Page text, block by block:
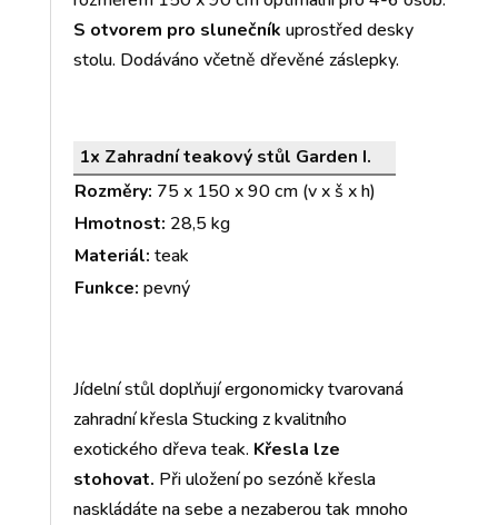
S otvorem pro slunečník uprostřed desky
stolu. Dodáváno včetně dřevěné záslepky.
1x Zahradní teakový stůl Garden I.
Rozměry: 75 x 150 x 90 cm (v x š x h)
Hmotnost: 28,5 kg
Materiál: teak
Funkce: pevný
Jídelní stůl doplňují ergonomicky tvarovaná
zahradní křesla Stucking z kvalitního
exotického dřeva teak. Křesla lze
stohovat. Při uložení po sezóně křesla
naskládáte na sebe a nezaberou tak mnoho